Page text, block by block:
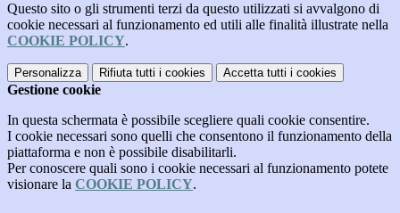
Questo sito o gli strumenti terzi da questo utilizzati si avvalgono di
cookie necessari al funzionamento ed utili alle finalità illustrate nella
COOKIE POLICY.
Personalizza Rifiuta tutti i cookies Accetta tutti i cookies
Gestione cookie
In questa schermata è possibile scegliere quali cookie consentire.
I cookie necessari sono quelli che consentono il funzionamento della
piattaforma e non è possibile disabilitarli.
Per conoscere quali sono i cookie necessari al funzionamento potete
visionare la COOKIE POLICY.